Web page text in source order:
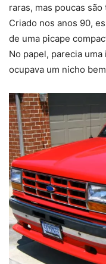
raras, mas poucas
Criado nos anos 90,
de uma picape
No papel, parecia
ocupava um nicho